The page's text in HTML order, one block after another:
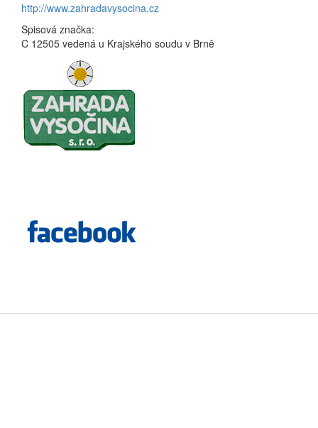
http://www.zahradavysocina.cz
Spisová značka:
C 12505 vedená u Krajského soudu v Brně